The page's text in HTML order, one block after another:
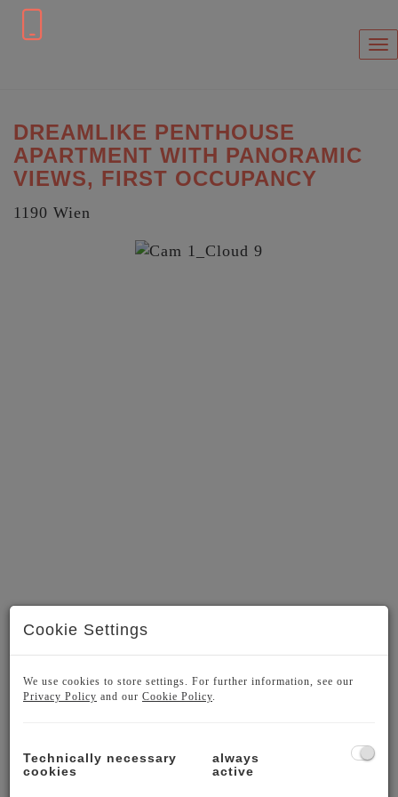
DREAMLIKE PENTHOUSE
APARTMENT WITH PANORAMIC
VIEWS, FIRST OCCUPANCY
1190 Wien
CLOUD 9 – UNIQUE LIVING IN SIEVERING
Cookie Settings
We use cookies to store settings. For further information, see our
Privacy Policy and our Cookie Policy
Technically necessary
cookies
always
active